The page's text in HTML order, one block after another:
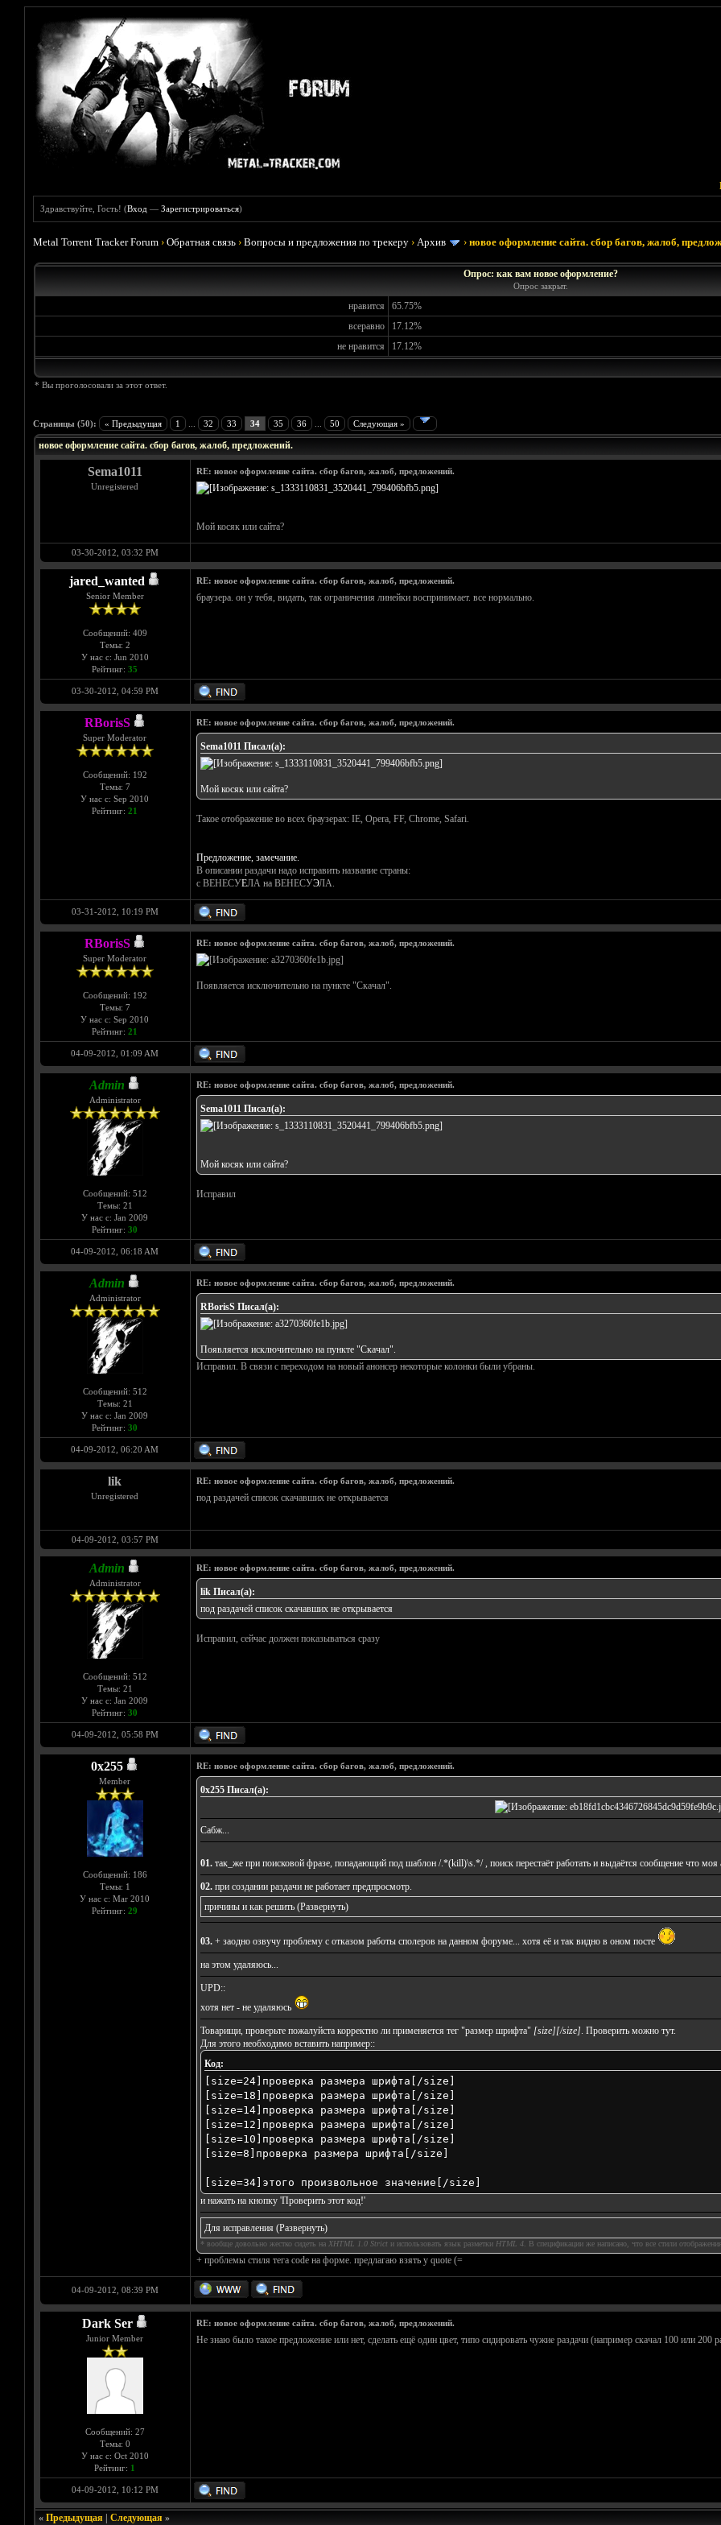
Здравствуйте, Гость! (Вход —Зарегистрироваться)
Metal Torrent Tracker Forum ›Обратная связь ›Вопросы и предложения по трекеру ›Архив ›новое оформление сайта. сбор багов, жалоб,
Опрос: как вам новое оформление?
Опрос закрыт.
нравится 65.75%
всеравно
17.12%
не нравится
17.12%
* Вы проголосовали за этот ответ.
Страницы (50): « Предыдущая 1 32 33 34 35 36 50 Следующая »
Голосов: 2 - Средняя оценка: 4.5
1
2
3
4
5
новое оформление сайта. сбор багов, жалоб, предложений.
Sema1011
Unregistered
RE: новое оформление сайта. сбор багов, жалоб, предложений.
Мой косяк или сайта?
03-30-2012, 03:32 PM
jared_wanted
Senior Member
Сообщений: 409
Темы: 2
У нас с: Jun 2010
Рейтинг: 35
RE: новое оформление сайта. сбор багов, жалоб, предложений.
браузера. он у тебя, видать, так ограничения линейки воспринимает. все нормально.
03-30-2012, 04:59 PM
RBorisS
Super Moderator
Сообщений: 192
Темы: 7
У нас с: Sep 2010
Рейтинг: 21
RE: новое оформление сайта. сбор багов, жалоб, предложений.
Sema1011 Писал(а):
Мой косяк или сайта?
Такое отображение во всех браузерах: IE, Opera, FF, Chrome, Safari.
Предложение, замечание.
В описании раздачи надо исправить название страны:
с ВЕНЕСУЕЛА на ВЕНЕСУЭЛА.
03-31-2012, 10:19 PM
RBorisS
Super Moderator
Сообщений: 192
Темы: 7
У нас с: Sep 2010
Рейтинг: 21
RE: новое оформление сайта. сбор багов, жалоб, предложений.
Появляется исключительно на пункте "Скачал".
04-09-2012, 01:09 AM
Admin
Administrator
Сообщений: 512
Темы: 21
У нас с: Jan 2009
Рейтинг: 30
RE: новое оформление сайта. сбор багов, жалоб, предложений.
Sema1011 Писал(а):
Мой косяк или сайта?
Исправил
04-09-2012, 06:18 AM
Admin
Administrator
Сообщений: 512
Темы: 21
У нас с: Jan 2009
Рейтинг: 30
RE: новое оформление сайта. сбор багов, жалоб, предложений.
RBorisS Писал(а):
Появляется исключительно на пункте "Скачал".
Исправил. В связи с переходом на новый анонсер некоторые колонки были убраны.
04-09-2012, 06:20 AM
lik
Unregistered
RE: новое оформление сайта. сбор багов, жалоб, предложений.
под раздачей список скачавших не открывается
04-09-2012, 03:57 PM
Admin
Administrator
Сообщений: 512
Темы: 21
У нас с: Jan 2009
Рейтинг: 30
RE: новое оформление сайта. сбор багов, жалоб, предложений.
lik Писал(а):
под раздачей список скачавших не открывается
Исправил, сейчас должен показываться сразу
04-09-2012, 05:58 PM
0х255
Member
Сообщений: 186
Темы: 1
У нас с: Mar 2010
Рейтинг: 29
RE: новое оформление сайта. сбор багов, жалоб, предложений.
0х255 Писал(а):
Сабж...
01.так_же при поисковой фразе, попадающий под шаблон /.*(kill)\s.*/ , поиск перестаёт работать и выдаётся сообщение что моя
02.при создании раздачи не работает предпросмотр.
причины и как решить (Развернуть)
03.+ заодно озвучу проблему с отказом работы сполеров на данном форуме... хотя её и так видно в оном посте
на этом удаляюсь...
UPD::
хотя нет - не удаляюсь
Товарищи, проверьте пожалуйста корректно ли применяется тег "размер шрифта" [size][/size]. Проверить можно тут.
Для этого необходимо вставить например::
Код:
[size=24]проверка размера шрифта[/size]
[size=18]проверка размера шрифта[/size]
[size=14]проверка размера шрифта[/size]
[size=12]проверка размера шрифта[/size]
[size=10]проверка размера шрифта[/size]
[size=8]проверка размера шрифта[/size]
[size=34]этого произвольное значение[/size]
и нажать на кнопку 'Проверить этот код!'
Для исправления (Развернуть)
* вообще довольно жестко сидеть на XHTML 1.0 Strictи использовать язык разметки HTML 4. В спецификации же написано, что все стили
+ проблемы стиля тега code на форме. предлагаю взять у quote (=
04-09-2012, 08:39 PM
Dark Ser
Junior Member
Сообщений: 27
Темы: 0
У нас с: Oct 2010
Рейтинг: 1
RE: новое оформление сайта. сбор багов, жалоб, предложений.
Не знаю было такое предложение или нет, сделать ещё один цвет, типо сидировать чужие раздачи (например скачал 100 или 200
04-09-2012, 10:12 PM
« Предыдущая| Следующая»